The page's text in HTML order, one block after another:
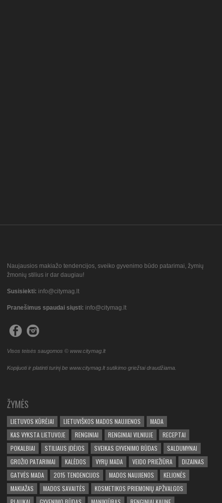
Naujausios makiažo tendencijos, sveiko gyvenimo būdo patarimai, žymių
žmonių stilius ir dar daugiau!
Susisiekti: info@citymag.lt
Pranešimus spaudai siųsti: info@citymag.lt
Visos teisės saugomos © www.citymag.lt
Kopijuoti ir platinti turinį be www.citymag.lt sutikimo griežtai draudžiama.
ŽYMĖS
LIETUVOS KŪRĖJAI LIETUVIŠKOS MADOS NAUJIENOS
MADA
KAS VYKSTA LIETUVOJE
RENGINIAI RENGINIAI VILNIUJE
RECEPTAI
POKALBIAI
STILIAUS ĮDĖJOS SVEIKAS GYVENIMO BŪDAS
SALDUMYNAI
GROŽIO PATARIMAI
KALĖDOS VYRŲ MADA VEIDO PRIEŽIŪRA
DIZAINAS
GATVĖS MADA
2015 TENDENCIJOS MADOS NAUJIENOS
KELIONĖS
MAKIAŽAS
MADOS SAVAITĖS
KOSMETIKOS PRIEMONIŲ APŽVALGOS